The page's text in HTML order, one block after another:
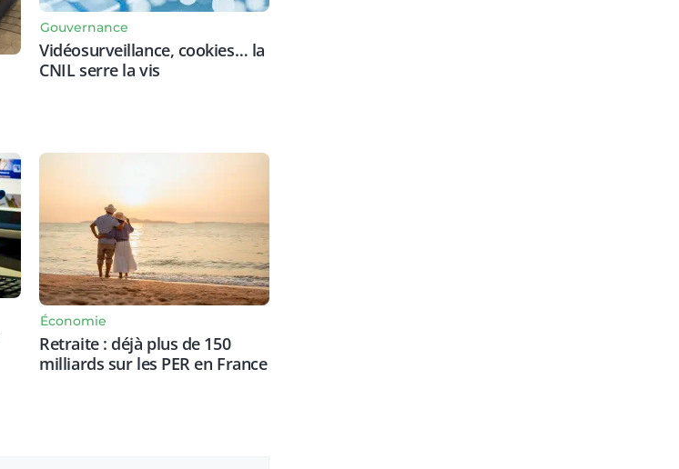
Gouvernance
Vidéosurveillance, cookies… la
CNIL serre la vis
Économie
Retraite : déjà plus de 150
milliards sur les PER en France